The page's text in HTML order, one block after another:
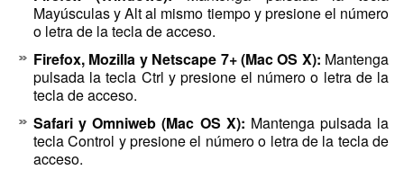
Mayúsculas y Alt al mismo tiempo y presione el número
o letra de la tecla de acceso.
Firefox, Mozilla y Netscape 7+ (Mac OS X): Mantenga
pulsada la tecla Ctrl y presione el número o letra de la
tecla de acceso.
Safari y Omniweb (Mac OS X): Mantenga pulsada la
tecla Control y presione el número o letra de la tecla de
acceso.